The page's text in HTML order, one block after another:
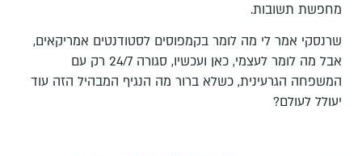
מחפשת תשובות.
שרנסקי אמר לי מה לומר בקמפוסים לסטודנטים אמריקאים,
אבל מה לומר לעצמי, כאן ועכשיו, סגורה 24/7 רק עם
המשפחה הגרעינית, כשלא ברור מה הנגיף המבהיל הזה עוד
יעולל לעולם?